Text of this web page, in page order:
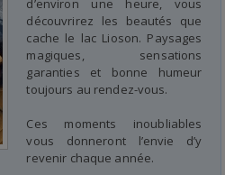
d’environ une heure, vous
découvrirez les beautés que
cache le lac Lioson. Paysages
magiques, sensations
garanties et bonne humeur
toujours au rendez-vous.
Ces moments inoubliables
vous donneront l’envie d’y
revenir chaque année.